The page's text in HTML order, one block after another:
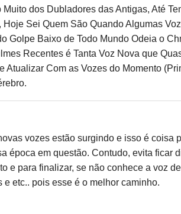
dos Dubladores das Antigas, Até
Sei Quem São Quando Algumas
Golpe Baixo de Todo Mundo Odeia o
Recentes é Tanta Voz Nova que
Com as Vozes do Momento
vozes estão surgindo e isso é coisa
época em questão. Contudo, evita ficar
e para finalizar, se não conhece a voz
etc.. pois esse é o melhor caminho.